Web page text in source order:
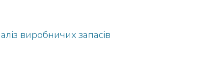
виробничих запасів